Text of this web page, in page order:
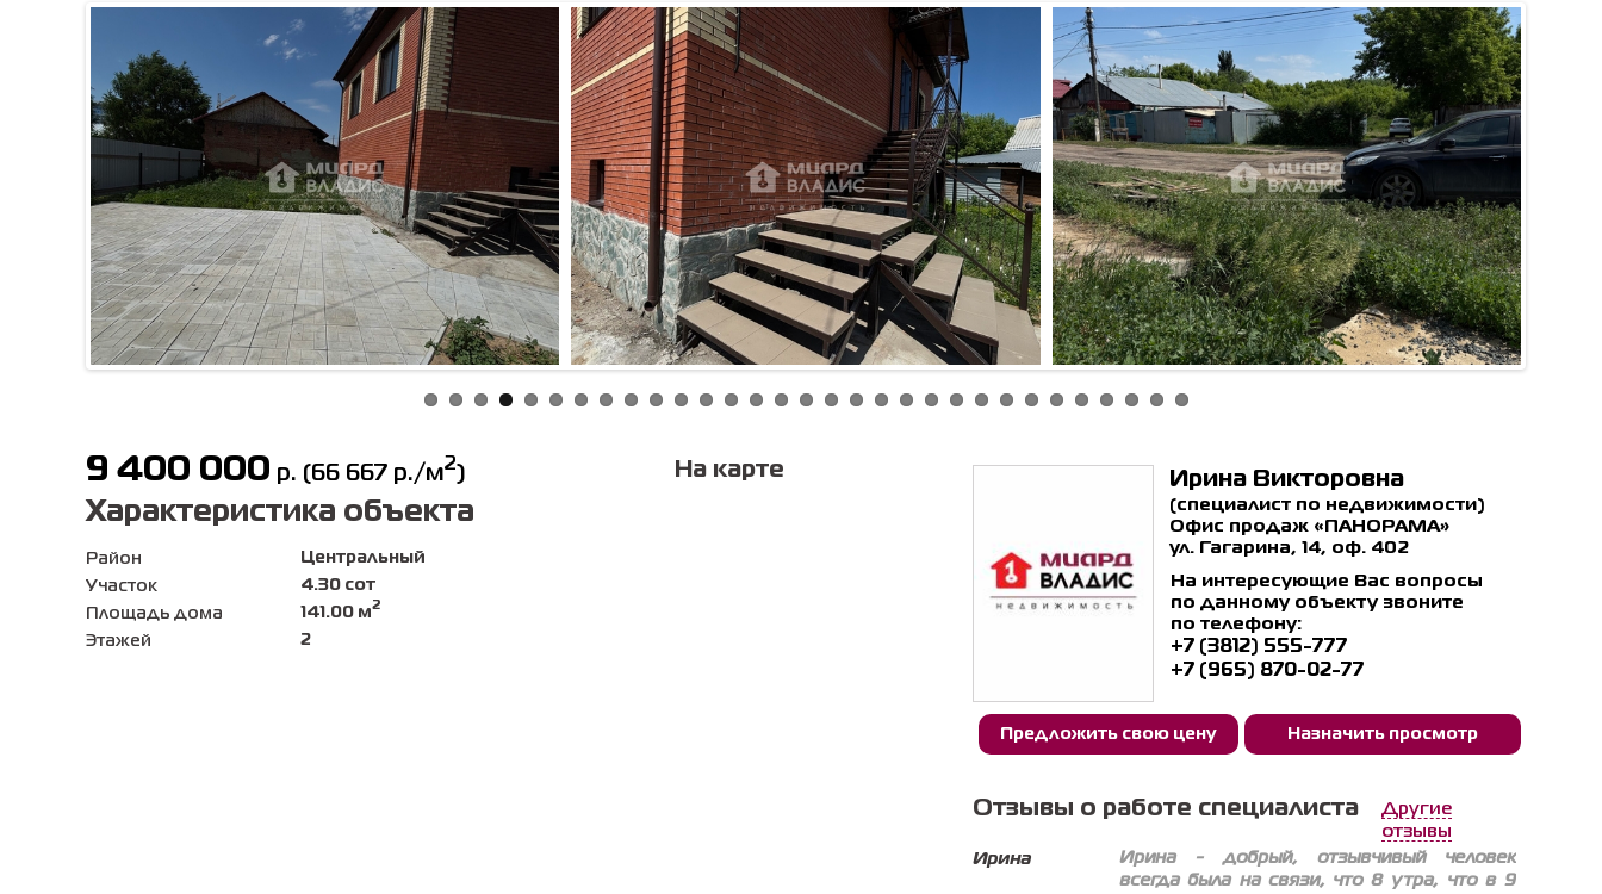
9 400 000 р. (66 667 р./м2 )
Характеристика объекта
Район
Центральный
Участок
4.30 сот
Площадь дома
141.00 м2
Этажей 2
На карте Ирина Викторовна
(специалист по недвижимости)
Офис продаж «ПАНОРАМА»
ул. Гагарина, 14, оф. 402
На интересующие Вас вопросы
по данному объекту звоните
по телефону:
+7 (3812) 555-777
+7 (965) 870-02-77
Предложить свою цену Назначить просмотр
Отзывы о работе специалиста
Другие
отзывы
Ирина
Ирина - добрый, отзывчивый человек
всегда была на связи, что 8 утра, что в 9
Согласен сполитикой обработки
персональных данных
ОТПРАВИТЬ